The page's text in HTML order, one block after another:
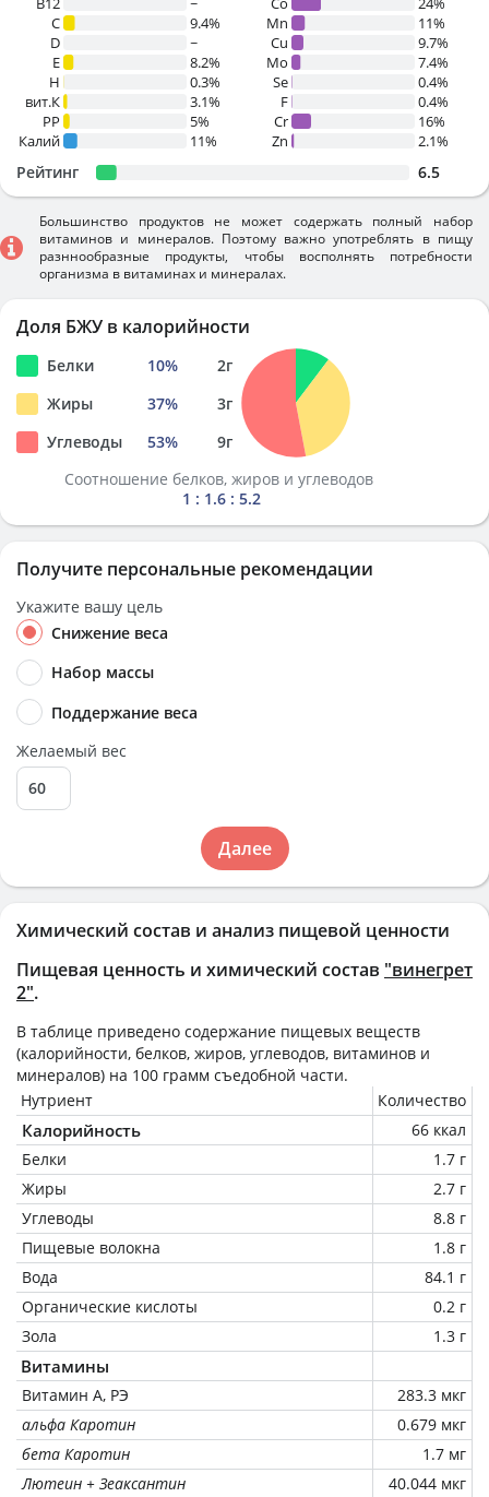
Химический состав и анализ пищевой ценности
Пищевая ценность и химический состав "винегрет
2".
В таблице приведено содержание пищевых веществ
(калорийности, белков, жиров, углеводов, витаминов и
минералов) на 100 грамм съедобной части.
Нутриент
Количество
Калорийность
66 ккал
Белки
1.7 г
Жиры
2.7 г
Углеводы
8.8 г
Пищевые волокна
1.8 г
Вода
84.1 г
Органические кислоты
0.2 г
Зола
1.3 г
Витамины
Витамин А, РЭ
283.3 мкг
альфа Каротин
0.679 мкг
бета Каротин
1.7 мг
Лютеин + Зеаксантин
40.044 мкг
C
9.4%
D
~
E
8.2%
H
0.3%
вит.К
3.1%
PP
5%
Калий
11%
Mn
11%
Cu
9.7%
Mo
7.4%
Se
0.4%
F
0.4%
Cr
16%
Zn
2.1%
Рейтинг 6.5
Большинство продуктов не может содержать полный набор
витаминов и минералов. Поэтому важно употреблять в пищу
разннообразные продукты, чтобы восполнять потребности
организма в витаминах и минералах.
Доля БЖУ в калорийности
Белки 10% 2г
Жиры
37% 3г
Углеводы
53% 9г
Соотношение белков, жиров и углеводов
1 : 1.6 : 5.2
Получите персональные рекомендации
Укажите вашу цель
Снижение веса
Набор массы
Поддержание веса
Желаемый вес
Далее